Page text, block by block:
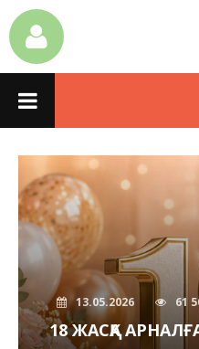
13.05.2026 61
18 ЖАСҚА